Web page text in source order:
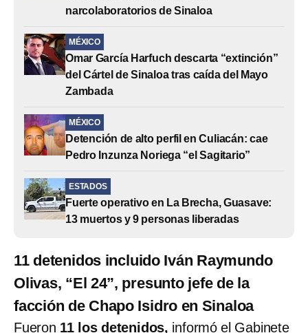
narcolaboratorios de Sinaloa
MÉXICO
Omar García Harfuch descarta “extinción”
del Cártel de Sinaloa tras caída del Mayo
Zambada
MÉXICO
Detención de alto perfil en Culiacán: cae
Pedro Inzunza Noriega “el Sagitario”
ESTADOS
Fuerte operativo en La Brecha, Guasave:
13 muertos y 9 personas liberadas
11 detenidos incluido Iván Raymundo
Olivas, “El 24”, presunto jefe de la
facción de Chapo Isidro en Sinaloa
Fueron 11 los detenidos, informó el Gabinete